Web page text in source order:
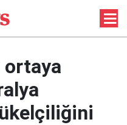
ortaya